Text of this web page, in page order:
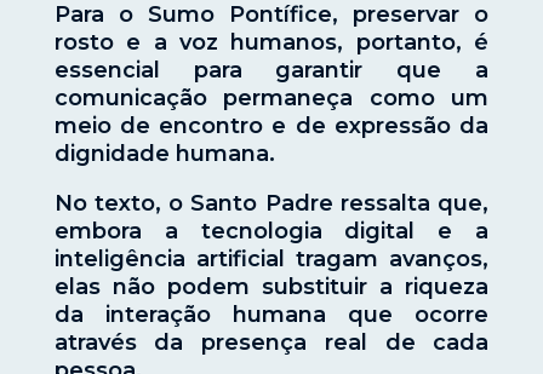
Para o Sumo Pontífice, preservar o
rosto e a voz humanos, portanto, é
essencial para garantir que a
comunicação permaneça como um
meio de encontro e de expressão da
dignidade humana.
No texto, o Santo Padre ressalta que,
embora a tecnologia digital e a
inteligência artificial tragam avanços,
elas não podem substituir a riqueza
da interação humana que ocorre
através da presença real de cada